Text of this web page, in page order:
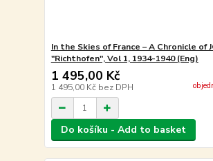
In the Skies of France – A Chronicle of
"Richthofen", Vol 1, 1934-1940 (Eng)
1 495,00 Kč
1 495,00 Kč bez DPH
Do košíku - Add to basket